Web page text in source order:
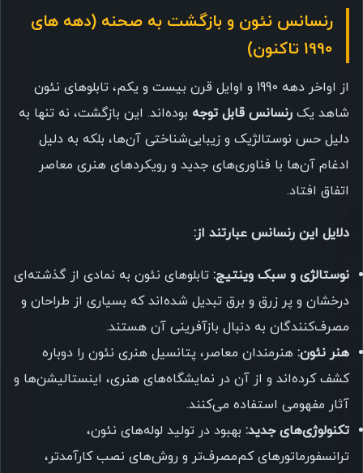
رنسانس نئون و بازگشت به صحنه (دهه های
1990 تاکنون)
از اواخر دهه 1990 و اوایل قرن بیست و یکم، تابلوهای نئون
شاهد یک رنسانس قابل توجه بوده‌اند. این بازگشت، نه تنها به
دلیل حس نوستالژیک و زیبایی‌شناختی آن‌ها، بلکه به دلیل
ادغام آن‌ها با فناوری‌های جدید و رویکردهای هنری معاصر
اتفاق افتاد.
دلایل این رنسانس عبارتند از:
نوستالژی و سبک وینتیج: تابلوهای نئون به نمادی از گذشته‌ای
درخشان و پر زرق و برق تبدیل شده‌اند که بسیاری از طراحان و
مصرف‌کنندگان به دنبال بازآفرینی آن هستند.
هنر نئون: هنرمندان معاصر، پتانسیل هنری نئون را دوباره
کشف کرده‌اند و از آن در نمایشگاه‌های هنری، اینستالیشن‌ها و
آثار مفهومی استفاده می‌کنند.
تکنولوژی‌های جدید: بهبود در تولید لوله‌های نئون،
ترانسفورماتورهای کم‌مصرف‌تر و روش‌های نصب کارآمدتر،